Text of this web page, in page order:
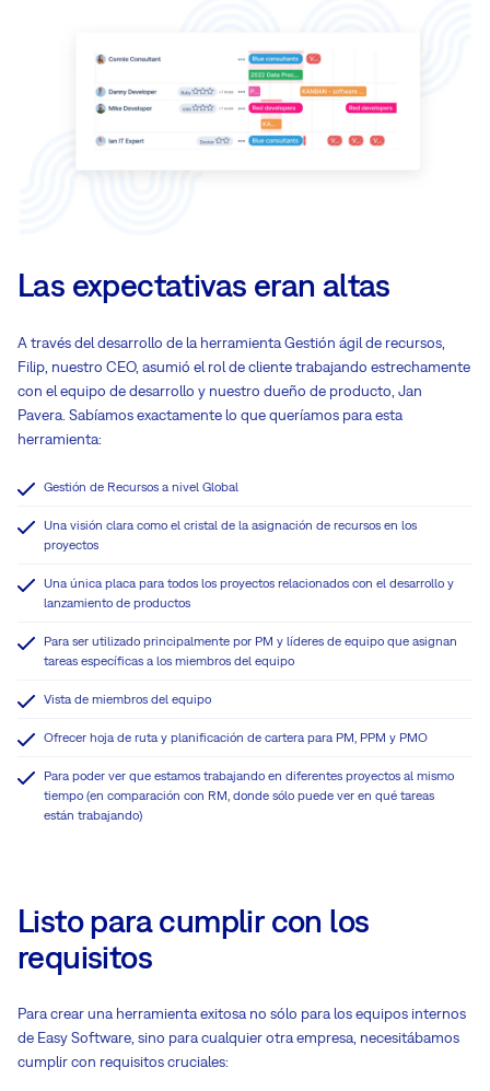
Las expectativas eran altas
A través del desarrollo de la herramienta Gestión ágil de recursos,
Filip, nuestro CEO, asumió el rol de cliente trabajando estrechamente
con el equipo de desarrollo y nuestro dueño de producto, Jan
Pavera. Sabíamos exactamente lo que queríamos para esta
herramienta:
Gestión de Recursos a nivel Global
Una visión clara como el cristal de la asignación de recursos en los
proyectos
Una única placa para todos los proyectos relacionados con el desarrollo y
lanzamiento de productos
Para ser utilizado principalmente por PM y líderes de equipo que asignan
tareas específicas a los miembros del equipo
Vista de miembros del equipo
Ofrecer hoja de ruta y planificación de cartera para PM, PPM y PMO
Para poder ver que estamos trabajando en diferentes proyectos al mismo
tiempo (en comparación con RM, donde sólo puede ver en qué tareas
están trabajando)
Listo para cumplir con los
requisitos
Para crear una herramienta exitosa no sólo para los equipos internos
de Easy Software, sino para cualquier otra empresa, necesitábamos
cumplir con requisitos cruciales: